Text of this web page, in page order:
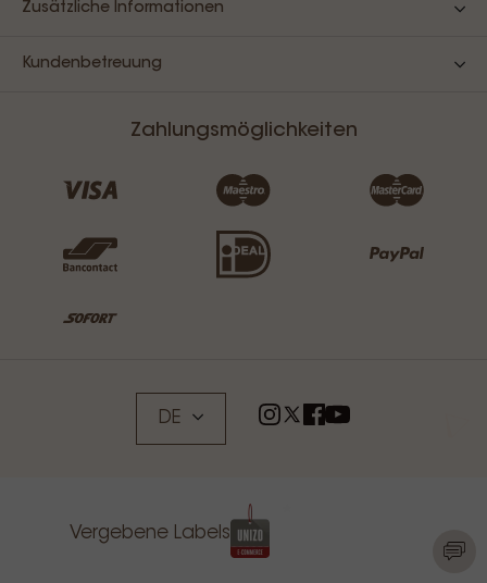
Zusätzliche Informationen
Kundenbetreuung
Zahlungsmöglichkeiten
DE
Vergebene Labels